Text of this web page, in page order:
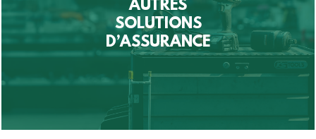
AUTRES
SOLUTIONS
D’ASSURANCE